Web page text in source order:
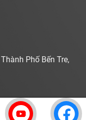
Phố Bến Tre,
BO VN. Trực tuyến: 6 |
72,196